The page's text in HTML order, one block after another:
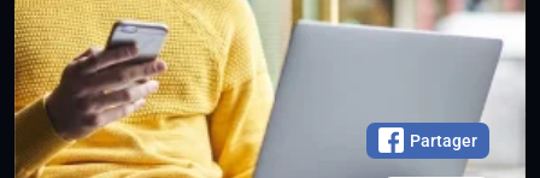
Partager